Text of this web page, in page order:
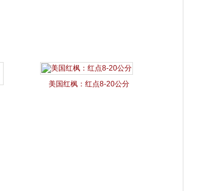
美国红枫：红点8-20公分